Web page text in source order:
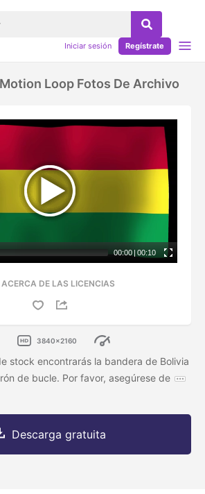
Iniciar sesión Regístrate
Loop Fotos De Archivo
00:00 | 00:10
ACERCA DE LAS LICENCIAS
3840x2160
stock encontrarás la bandera de Bolivia
de bucle. Por favor, asegúrese de
Descarga gratuita